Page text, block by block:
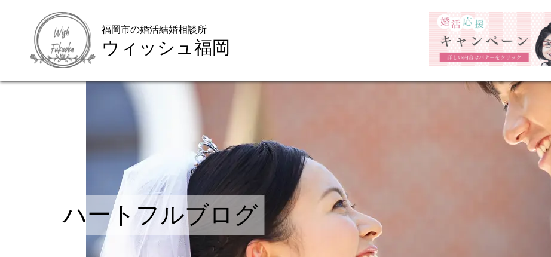
福岡市の婚活結婚相談所
ウィッシュ福岡
ハートフルブログ